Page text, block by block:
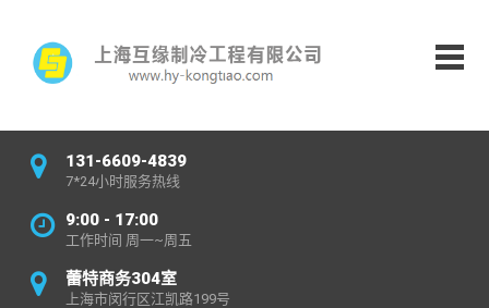
131-6609-4839
7*24小时服务热线
9:00 - 17:00
工作时间 周一~周五
蕾特商务304室
上海市闵行区江凯路199号